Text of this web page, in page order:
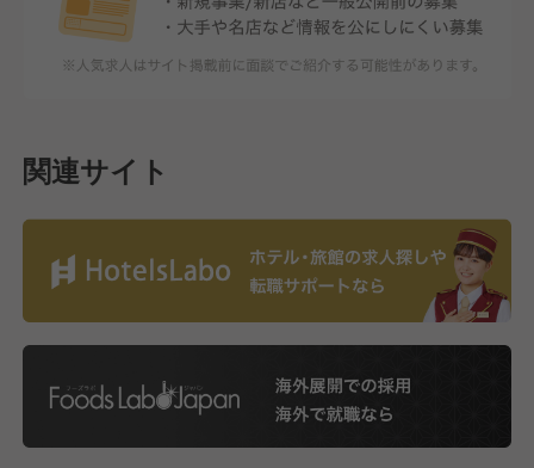
関連サイト